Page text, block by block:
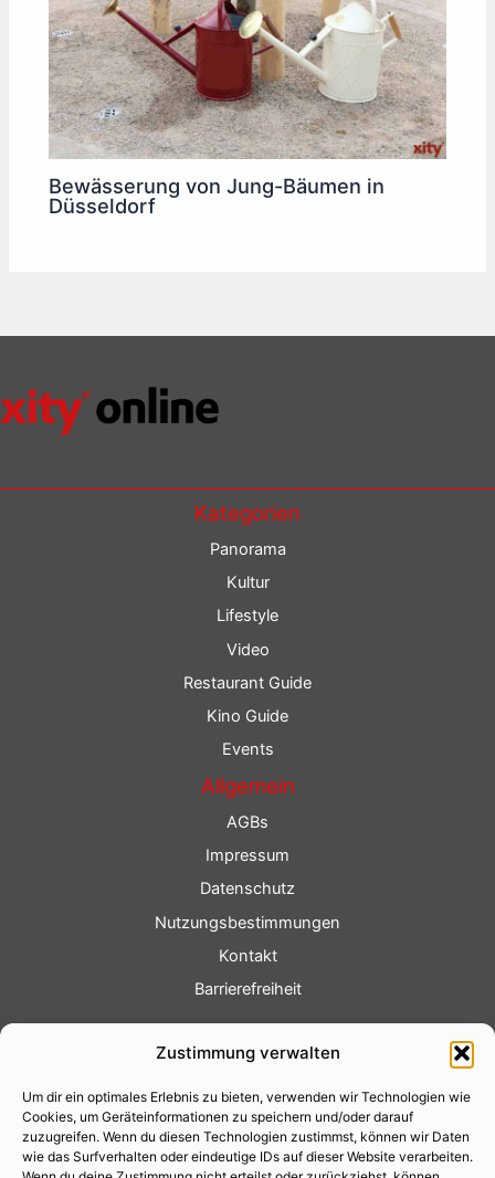
Zustimmung verwalten
Um dir ein optimales Erlebnis zu bieten, verwenden wir Technologien wie
Cookies, um Geräteinformationen zu speichern und/oder darauf
zuzugreifen. Wenn du diesen Technologien zustimmst, können wir Daten
wie das Surfverhalten oder eindeutige IDs auf dieser Website verarbeiten.
Bewässerung von Jung-Bäumen in
Düsseldorf
Kategorien
Panorama
Kultur
Lifestyle
Video
Restaurant Guide
Kino Guide
Events
Allgemein
AGBs
Impressum
Datenschutz
Nutzungsbestimmungen
Kontakt
Barrierefreiheit
Fotoservice
Videoservice
Werbung
Contenterstellung